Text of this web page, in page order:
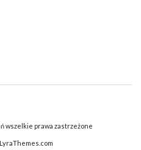
wszelkie prawa zastrzeżone